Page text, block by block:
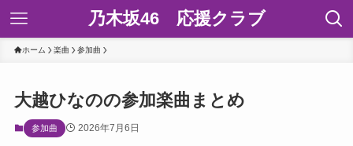
乃木坂46 応援クラブ
ホーム 楽曲 参加曲
大越ひなのの参加楽曲まとめ
参加曲 2026年7月6日